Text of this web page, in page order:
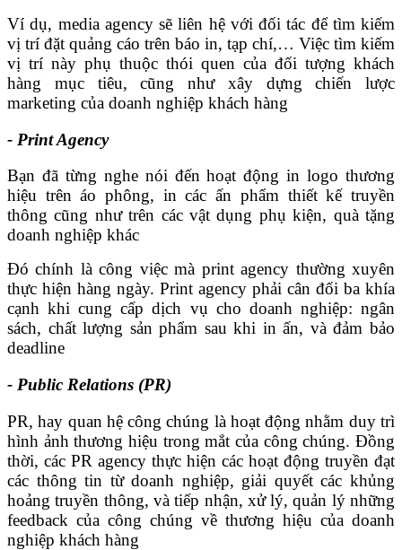
Ví dụ, media agency sẽ liên hệ với đối tác để tìm kiếm
vị trí đặt quảng cáo trên báo in, tạp chí,… Việc tìm kiếm
vị trí này phụ thuộc thói quen của đối tượng khách
hàng mục tiêu, cũng như xây dựng chiến lược
marketing của doanh nghiệp khách hàng
- Print Agency
Bạn đã từng nghe nói đến hoạt động in logo thương
hiệu trên áo phông, in các ấn phẩm thiết kế truyền
thông cũng như trên các vật dụng phụ kiện, quà tặng
doanh nghiệp khác
Đó chính là công việc mà print agency thường xuyên
thực hiện hàng ngày. Print agency phải cân đối ba khía
cạnh khi cung cấp dịch vụ cho doanh nghiệp: ngân
sách, chất lượng sản phẩm sau khi in ấn, và đảm bảo
deadline
- Public Relations (PR)
PR, hay quan hệ công chúng là hoạt động nhằm duy trì
hình ảnh thương hiệu trong mắt của công chúng. Đồng
thời, các PR agency thực hiện các hoạt động truyền đạt
các thông tin từ doanh nghiệp, giải quyết các khủng
hoảng truyền thông, và tiếp nhận, xử lý, quản lý những
feedback của công chúng về thương hiệu của doanh
nghiệp khách hàng